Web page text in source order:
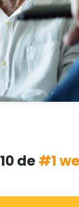
de #1